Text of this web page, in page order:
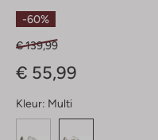
-60%
€ 139,99
€ 55,99
Kleur: Multi